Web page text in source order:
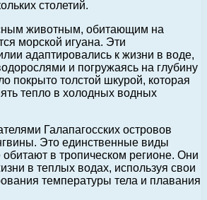
столетий.
животным, обитающим на
морской игуана. Эти
адаптировались к жизни в воде,
и погружаясь на глубину
покрыто толстой шкурой, которая
тепло в холодных водных
Галапагосских островов
Это единственные виды
в тропическом регионе. Они
в теплых водах, используя свои
температуры тела и плавания